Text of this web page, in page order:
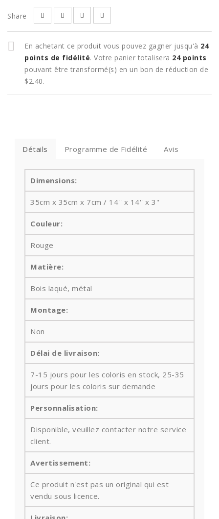
Share
En achetant ce produit vous pouvez gagner jusqu'à 24
points de fidélité. Votre panier totalisera 24points
pouvant être transformé(s) en un bon de réduction de
$2.40.
Détails Programme de Fidélité Avis
Dimensions:
35cm x 35cm x 7cm / 14'' x 14'' x 3''
Couleur:
Rouge
Matière:
Bois laqué, métal
Montage:
Non
Délai de livraison:
7-15 jours pour les coloris en stock, 25-35
jours pour les coloris sur demande
Personnalisation:
Disponible, veuillez contacter notre service
client.
Avertissement:
Ce produit n'est pas un original qui est
vendu sous licence.